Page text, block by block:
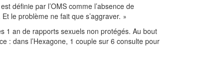
définie par l’OMS comme l’absence de
le problème ne fait que s’aggraver. »
1 an de rapports sexuels non protégés. Au bout
: dans l’Hexagone, 1 couple sur 6 consulte pour